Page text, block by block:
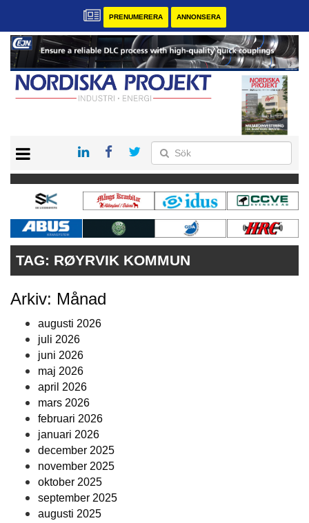
PRENUMERERA ANNONSERA
KONTAKT
VÅRA ANDRA MAGASIN
PRENUMERERA
ANNONSERA
TAG: RØYRVIK KOMMUN
Arkiv: Månad
augusti 2026
juli 2026
juni 2026
maj 2026
april 2026
mars 2026
februari 2026
januari 2026
december 2025
november 2025
oktober 2025
september 2025
augusti 2025